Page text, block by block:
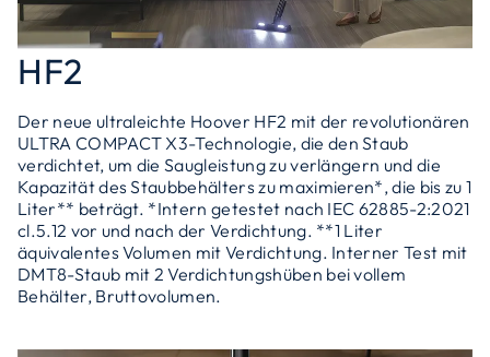
HF2
Der neue ultraleichte Hoover HF2 mit der revolutionären
ULTRA COMPACT X3-Technologie, die den Staub
verdichtet, um die Saugleistung zu verlängern und die
Kapazität des Staubbehälters zu maximieren*, die bis zu 1
Liter** beträgt. *Intern getestet nach IEC 62885-2:2021
cl.5.12 vor und nach der Verdichtung. **1 Liter
äquivalentes Volumen mit Verdichtung. Interner Test mit
DMT8-Staub mit 2 Verdichtungshüben bei vollem
Behälter, Bruttovolumen.